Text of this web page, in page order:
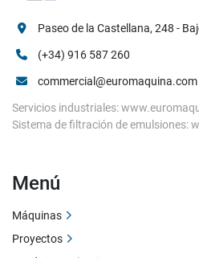
Paseo de la Castellana, 248 -
(+34) 916 587 260
commercial@euromaquina.com
Servicios industriales:
Sistema de filtración de emulsiones:
Menú
Máquinas
Proyectos